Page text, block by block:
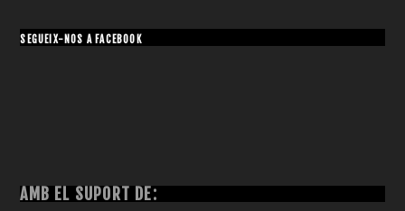
SEGUEIX-NOS A FACEBOOK
AMB EL SUPORT DE: